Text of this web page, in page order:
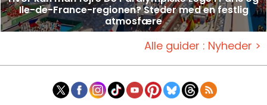
Ile-de-France-regionen? Steder med en festlig
atmosfære
Alle guider : Nyheder >